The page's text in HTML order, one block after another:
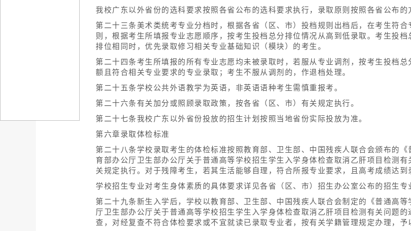
我校广东以外省份的选科要求按照各省公布的选科要求执行，录取原则按照各省公布的
第二十三条美术类统考专业分档时，根据各省（区、市）投档规则出档后，在考生符
则，根据考生所填报专业志愿顺序，按考生投档总分排位情况从高到低录取。考生投
排位相同时，优先录取修习相关专业基础知识（模块）的考生。
第二十四条考生所填报的所有专业志愿均未被录取时，若服从专业调剂，按考生投档
额且符合相关专业要求的专业录取；考生不服从调剂的，作退档处理。
第二十五条学校公共外语教学为英语，非英语语种考生需慎重报考。
第二十六条有关加分或照顾录取政策，按各省（区、市）有关规定执行。
第二十七条我校广东以外省份投放的招生计划按照当地省份实际投放为准。
第六章录取体检标准
第二十八条学校录取考生的体检标准按照教育部、卫生部、中国残疾人联合会颁布的
育部办公厅卫生部办公厅关于普通高等学校招生学生入学身体检查取消乙肝项目检测
关规定执行。对于残障考生，若其生活能够自理，符合所报专业要求，且高考成绩达到
学校招生专业对考生身体素质的具体要求详见各省（区、市）招生办公室公布的招生专
第二十九条新生入学后，学校以教育部、卫生部、中国残疾人联合会制定的《普通高
厅卫生部办公厅关于普通高等学校招生学生入学身体检查取消乙肝项目检测有关问题
查，对经复查不符合体检要求或不宜就读已录取专业者，按有关学籍管理规定办理，予